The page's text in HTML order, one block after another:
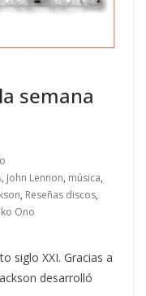
semana
, John Lennon, música,
, Reseñas discos,
Ono
siglo XXI. Gracias a
desarrolló